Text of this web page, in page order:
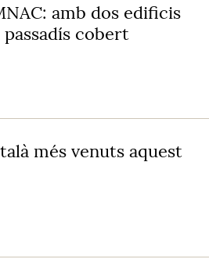
amb dos edificis
cobert
més venuts aquest